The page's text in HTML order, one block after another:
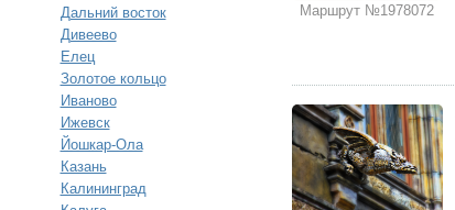
Дальний восток
Дивеево
Елец
Золотое кольцо
Иваново
Ижевск
Йошкар-Ола
Казань
Калининград
Маршрут №1978072